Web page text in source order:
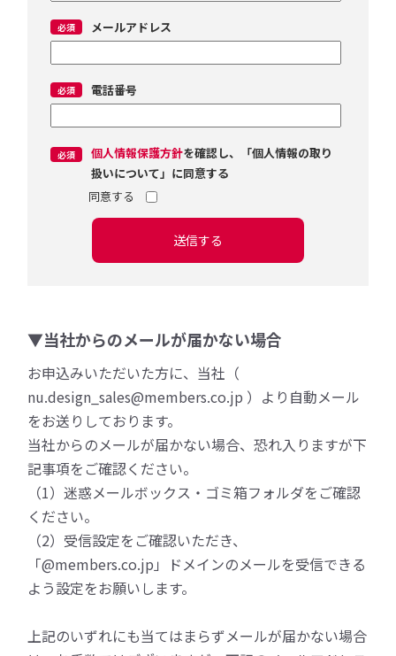
メールアドレス
電話番号
個人情報保護方針を確認し、「個人情報の取り
扱いについて」に同意する
送信する
▼当社からのメールが届かない場合
お申込みいただいた方に、当社（
nu.design_sales@members.co.jp ）より自動メール
をお送りしております。
当社からのメールが届かない場合、恐れ入りますが下
記事項をご確認ください。
（1）迷惑メールボックス・ゴミ箱フォルダをご確認
ください。
（2）受信設定をご確認いただき、
「@members.co.jp」ドメインのメールを受信できる
よう設定をお願いします。
上記のいずれにも当てはまらずメールが届かない場合